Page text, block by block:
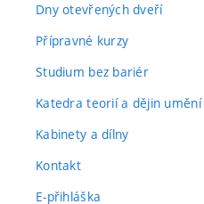
Dny otevřených dveří
Přípravné kurzy
Studium bez bariér
Katedra teorií a dějin umění
Kabinety a dílny
Kontakt
E-přihláška